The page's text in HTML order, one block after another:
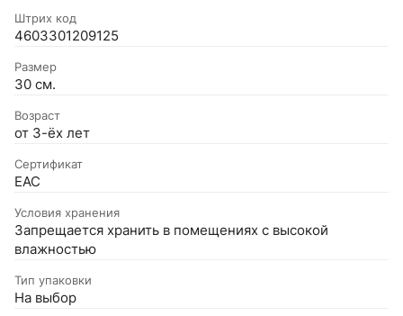
Штрих код
4603301209125
Размер
30 см.
Возраст
от 3-ёх лет
Сертификат
EAC
Условия хранения
Запрещается хранить в помещениях с высокой
влажностью
Тип упаковки
На выбор